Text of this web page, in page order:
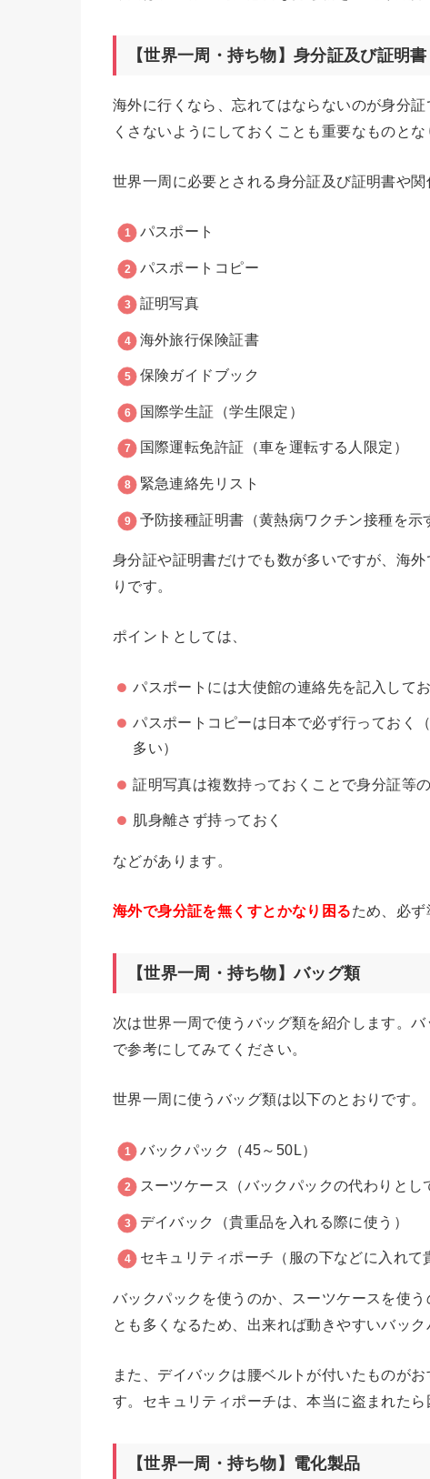
【世界一周・持ち物】身分証及び証明書
海外に行くなら、忘れてはならないのが身分
くさないようにしておくことも重要なものとな
世界一周に必要とされる身分証及び証明書や関
パスポート
パスポートコピー
証明写真
海外旅行保険証書
保険ガイドブック
国際学生証（学生限定）
国際運転免許証（車を運転する人限定）
緊急連絡先リスト
予防接種証明書（黄熱病ワクチン接種を示
身分証や証明書だけでも数が多いですが、海
りです。
ポイントとしては、
パスポートには大使館の連絡先を記入してお
パスポートコピーは日本で必ず行っておく
多い）
証明写真は複数持っておくことで身分証等
肌身離さず持っておく
などがあります。
海外で身分証を無くすとかなり困るため、必ず
【世界一周・持ち物】バッグ類
次は世界一周で使うバッグ類を紹介します。
で参考にしてみてください。
世界一周に使うバッグ類は以下のとおりです。
バックパック（45～50L）
スーツケース（バックパックの代わりとし
デイバック（貴重品を入れる際に使う）
セキュリティポーチ（服の下などに入れて
バックパックを使うのか、スーツケースを使
とも多くなるため、出来れば動きやすいバック
また、デイバックは腰ベルトが付いたものが
す。セキュリティポーチは、本当に盗まれた
【世界一周・持ち物】電化製品